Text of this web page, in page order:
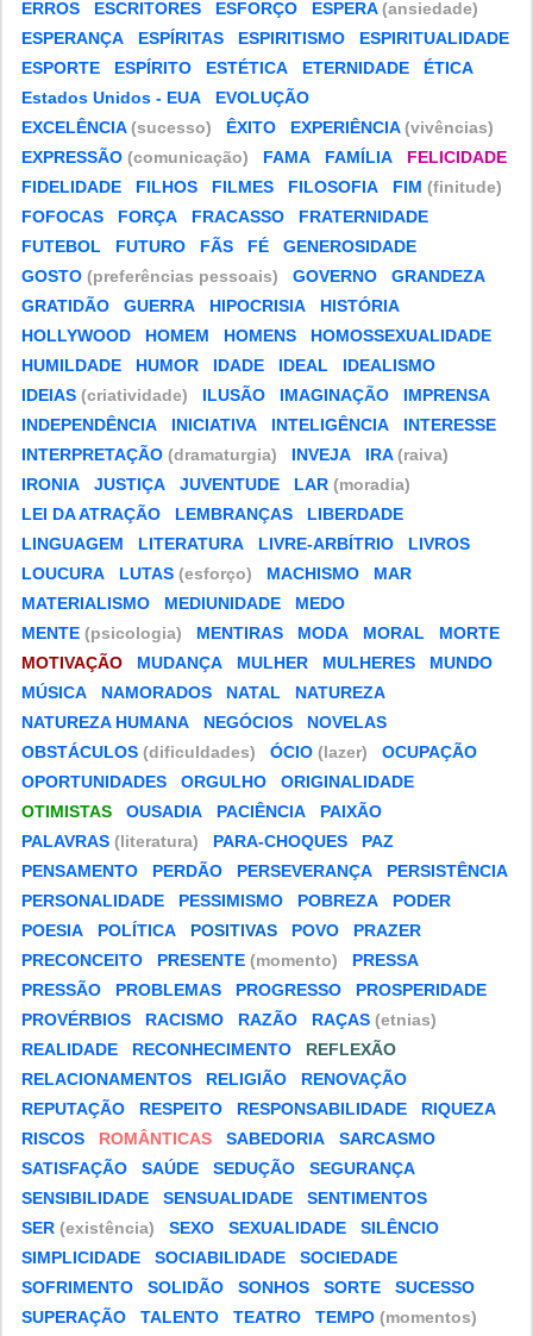
ERROS ESCRITORES ESFORÇO ESPERA(ansiedade)
ESPERANÇA
ESPÍRITAS ESPIRITISMO
ESPIRITUALIDADE
ESPORTE
ESPÍRITO ESTÉTICA ETERNIDADE
ÉTICA
Estados Unidos - EUA
EVOLUÇÃO
EXCELÊNCIA(sucesso) ÊXITO EXPERIÊNCIA(vivências)
EXPRESSÃO (comunicação) FAMA FAMÍLIA
FELICIDADE
FIDELIDADE
FILHOS FILMES FILOSOFIA FIM (finitude)
FOFOCAS
FORÇA FRACASSO
FRATERNIDADE
FUTEBOL
FUTURO FÃS FÉ
GENEROSIDADE
GOSTO (preferências pessoais) GOVERNO
GRANDEZA
GRATIDÃO
GUERRA HIPOCRISIA
HISTÓRIA
HOLLYWOOD
HOMEM HOMENS
HOMOSSEXUALIDADE
HUMILDADE
HUMOR IDADE IDEAL
IDEALISMO
IDEIAS (criatividade) ILUSÃO IMAGINAÇÃO
IMPRENSA
INDEPENDÊNCIA
INICIATIVA INTELIGÊNCIA
INTERESSE
INTERPRETAÇÃO (dramaturgia) INVEJA IRA(raiva)
IRONIA
JUSTIÇA JUVENTUDE LAR (moradia)
LEI DA ATRAÇÃO
LEMBRANÇAS
LIBERDADE
LINGUAGEM
LITERATURA LIVRE-ARBÍTRIO
LIVROS
LOUCURA
LUTAS (esforço) MACHISMO
MAR
MATERIALISMO
MEDIUNIDADE
MEDO
MENTE (psicologia) MENTIRAS MODA MORAL
MORTE
MOTIVAÇÃO
MUDANÇA MULHER MULHERES
MUNDO
MÚSICA
NAMORADOS NATAL
NATUREZA
NATUREZA HUMANA
NEGÓCIOS
NOVELAS
OBSTÁCULOS (dificuldades) ÓCIO (lazer)
OCUPAÇÃO
OPORTUNIDADES
ORGULHO
ORIGINALIDADE
OTIMISTAS
OUSADIA PACIÊNCIA
PAIXÃO
PALAVRAS (literatura) PARA-CHOQUES
PAZ
PENSAMENTO
PERDÃO PERSEVERANÇA
PERSISTÊNCIA
PERSONALIDADE
PESSIMISMO POBREZA
PODER
POESIA
POLÍTICA POSITIVAS POVO
PRAZER
PRECONCEITO
PRESENTE (momento)
PRESSA
PRESSÃO
PROBLEMAS PROGRESSO
PROSPERIDADE
PROVÉRBIOS
RACISMO RAZÃO RAÇAS (etnias)
REALIDADE
RECONHECIMENTO
REFLEXÃO
RELACIONAMENTOS
RELIGIÃO
RENOVAÇÃO
REPUTAÇÃO
RESPEITO RESPONSABILIDADE
RIQUEZA
RISCOS
ROMÂNTICAS SABEDORIA
SARCASMO
SATISFAÇÃO
SAÚDE SEDUÇÃO
SEGURANÇA
SENSIBILIDADE
SENSUALIDADE
SENTIMENTOS
SER (existência) SEXO SEXUALIDADE
SILÊNCIO
SIMPLICIDADE
SOCIABILIDADE
SOCIEDADE
SOFRIMENTO
SOLIDÃO SONHOS SORTE
SUCESSO
SUPERAÇÃO
TALENTO TEATRO TEMPO (momentos)